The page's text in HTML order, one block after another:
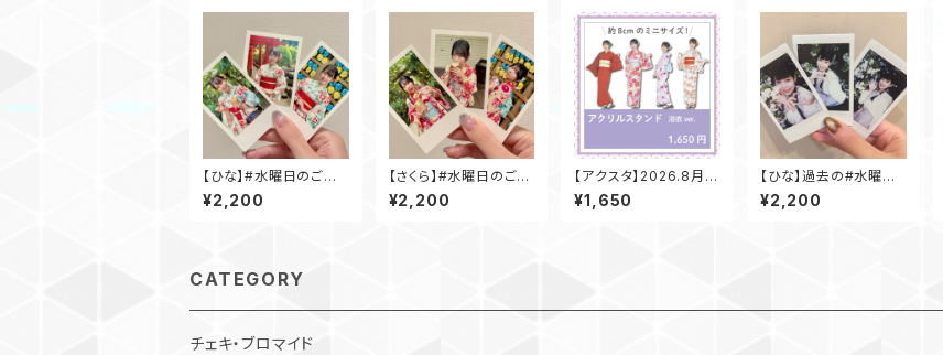
【ひな】#水曜日のご褒
美チェキ(浴衣ver.)
¥2,200
【さくら】#水曜日のご褒
美チェキ(浴衣ver.)
¥2,200
【アクスタ】2026.8月v
er.
¥1,650
【ひな】過去の#水曜日
のご褒美チェキ
¥2,200
CATEGORY
チェキ・ブロマイド